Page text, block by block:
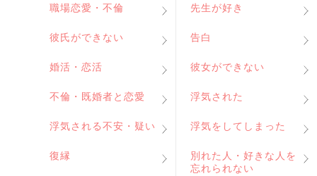
職場恋愛・不倫 先生が好き
彼氏ができない 告白
婚活・恋活 彼女ができない
不倫・既婚者と恋愛 浮気された
浮気される不安・疑い 浮気をしてしまった
復縁
別れた人・好きな人を
忘れられない